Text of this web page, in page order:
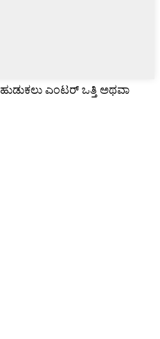
ಹುಡುಕಲು ಎಂಟರ್ ಒತ್ತಿ ಅಥವಾ